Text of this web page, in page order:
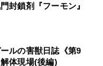
封鎖剤『フーモン』
ルの害獣日誌《第9
体現場(後編)